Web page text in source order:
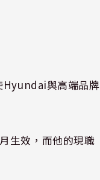
Hyundai與高端品牌
生效，而他的現職